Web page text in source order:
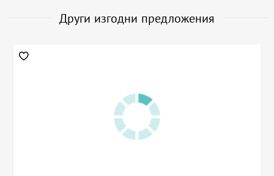
Други изгодни предложения